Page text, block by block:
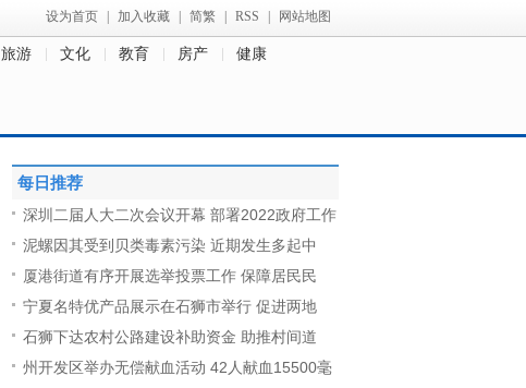
设为首页 加入收藏 简繁 RSS 网站地图
旅游 文化 教育 房产 健康
每日推荐
深圳二届人大二次会议开幕 部署2022政府工作
泥螺因其受到贝类毒素污染 近期发生多起中
厦港街道有序开展选举投票工作 保障居民民
宁夏名特优产品展示在石狮市举行 促进两地
石狮下达农村公路建设补助资金 助推村间道
州开发区举办无偿献血活动 42人献血15500毫